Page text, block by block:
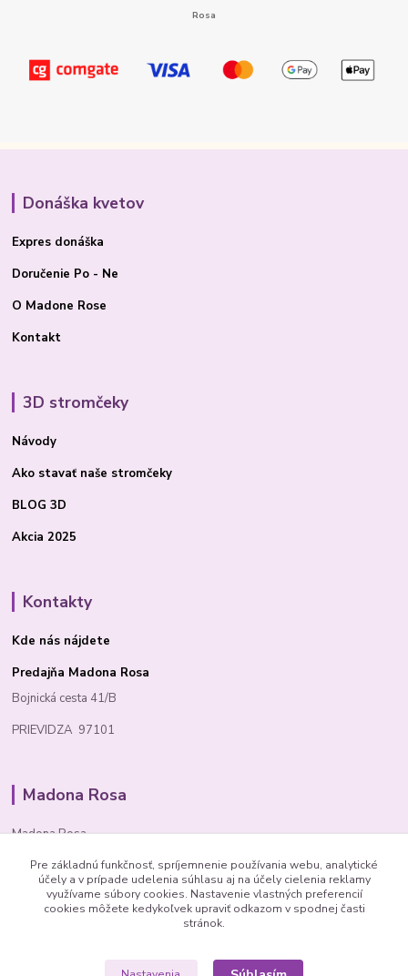
Donáška kvetov
Expres donáška
Doručenie Po - Ne
O Madone Rose
Kontakt
3D stromčeky
Návody
Ako stavať naše stromčeky
BLOG 3D
Akcia 2025
Kontakty
Kde nás nájdete
Predajňa Madona Rosa
Bojnická cesta 41/B
PRIEVIDZA 97101
Madona Rosa
Madona Rosa
Richard
+421 905 276 211
Pre základnú funkčnosť, spríjemnenie používania webu, analytické
účely a v prípade udelenia súhlasu aj na účely cielenia reklamy
využívame súbory cookies. Nastavenie vlastných preferencií
cookies môžete kedykoľvek upraviť odkazom v spodnej časti
stránok.